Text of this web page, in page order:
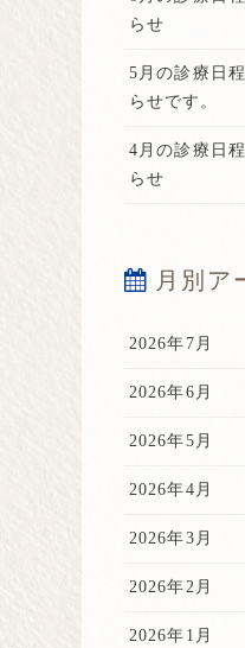
らせ
5月の診療日
らせです。
4月の診療日
らせ
月別ア
2026年7月
2026年6月
2026年5月
2026年4月
2026年3月
2026年2月
2026年1月